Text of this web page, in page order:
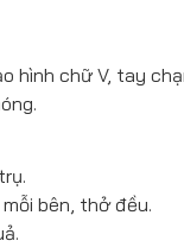
hình chữ V, tay
bên, thở đều.